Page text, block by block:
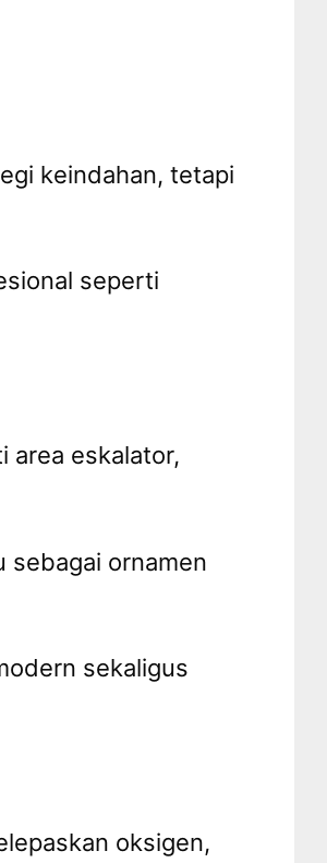
keindahan, tetapi
seperti
area eskalator,
sebagai ornamen
sekaligus
oksigen,